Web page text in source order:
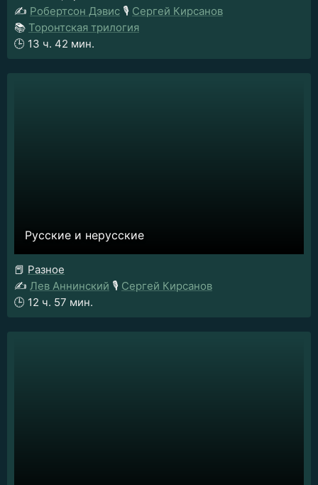
✍️ Робертсон Дэвис 🎙️ Сергей Кирсанов
📚 Торонтская трилогия
🕒 13 ч. 42 мин.
Русские и нерусские
📕 Разное
✍️ Лев Аннинский 🎙️ Сергей Кирсанов
🕒 12 ч. 57 мин.